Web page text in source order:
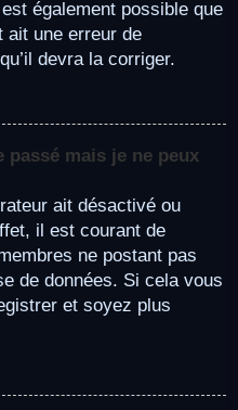
également possible que
ait une erreur de
devra la corriger.
mais je ne peux
ait désactivé ou
il est courant de
ne postant pas
de données. Si cela vous
et soyez plus